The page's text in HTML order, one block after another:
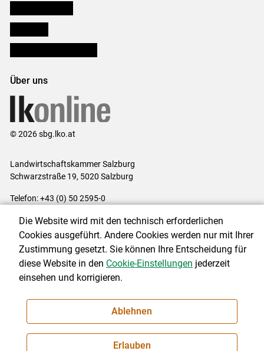
Über uns
© 2026 sbg.lko.at
Landwirtschaftskammer Salzburg
Schwarzstraße 19, 5020 Salzburg
Telefon: +43 (0) 50 2595-0
Impressum|Kontakt|Datenschutzerklärung|Barrierefreiheit|
Cookie-Einstellungen
NEWSLETTER
Die Website wird mit den technisch erforderlichen
Cookies ausgeführt. Andere Cookies werden nur mit Ihrer
Zustimmung gesetzt. Sie können Ihre Entscheidung für
diese Website in den Cookie-Einstellungen jederzeit
einsehen und korrigieren.
Ablehnen
Erlauben